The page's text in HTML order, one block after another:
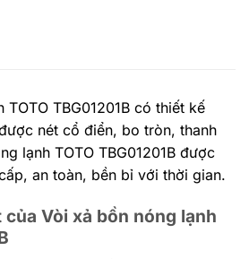
TBG01201B có thiết kế
nét cổ điển, bo tròn, thanh
lạnh TOTO TBG01201B được
an toàn, bền bỉ với thời gian.
Vòi xả bồn nóng lạnh